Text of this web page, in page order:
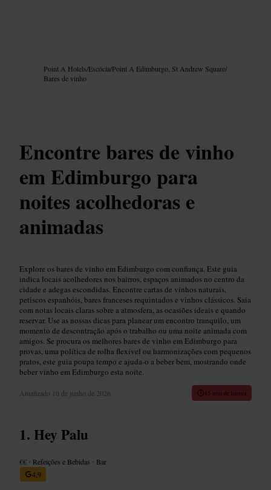
Point A Hotels/Escócia/Point A Edimburgo, St Andrew Square/
Bares de vinho
Encontre bares de vinho
em Edimburgo para
noites acolhedoras e
animadas
Explore os bares de vinho em Edimburgo com confiança. Este guia
indica locais acolhedores nos bairros, espaços animados no centro da
cidade e adegas escondidas. Encontre cartas de vinhos naturais,
petiscos espanhóis, bares franceses requintados e vinhos clássicos. Saia
com notas locais claras sobre a atmosfera, as ocasiões ideais e quando
reservar. Use as nossas dicas para planear um encontro tranquilo, um
momento de descontração após o trabalho ou uma noite animada com
amigos. Se procura os melhores bares de vinho em Edimburgo para
provas, uma política de rolha flexível ou harmonizações com pequenos
pratos, este guia poupa tempo e ajuda-o a beber bem, mostrando onde
beber vinho em Edimburgo esta noite.
Atualizado 10 de junho de 2026 15 min de leitura
Hey Palu
€€ • Refeições e Bebidas • Bar
4,9